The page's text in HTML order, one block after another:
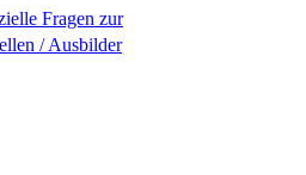
Fragen zur
/ Ausbilder